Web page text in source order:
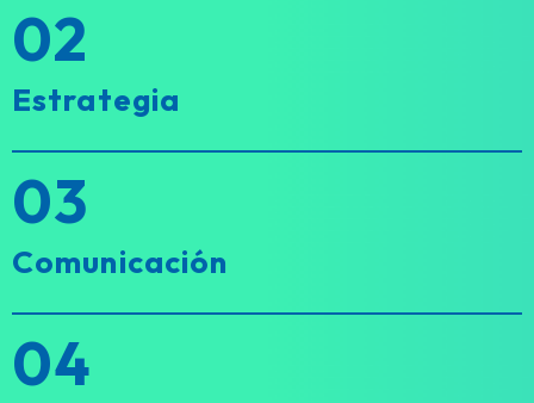
02
Estrategia
03
Comunicación
04